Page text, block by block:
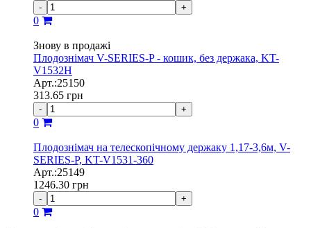
- +
0
Знову в продажі
Плодознімач V-SERIES-P - кошик, без держака, KT-
V1532H
Арт.:25150
313.65 грн
- +
0
Плодознімач на телескопічному держаку 1,17-3,6м, V-
SERIES-P, KT-V1531-360
Арт.:25149
1246.30 грн
- +
0